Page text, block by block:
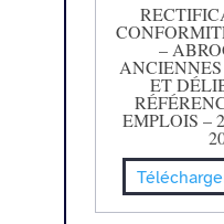
–
ET
EMPLOIS –